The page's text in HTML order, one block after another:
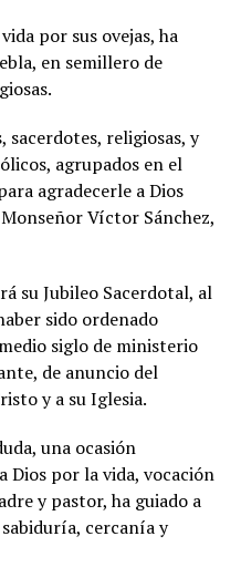
por sus ovejas, ha
en semillero de
sacerdotes, religiosas, y
agrupados en el
agradecerle a Dios
Víctor Sánchez,
su Jubileo Sacerdotal, al
sido ordenado
siglo de ministerio
de anuncio del
y a su Iglesia.
una ocasión
Dios por la vida, vocación
y pastor, ha guiado a
cercanía y